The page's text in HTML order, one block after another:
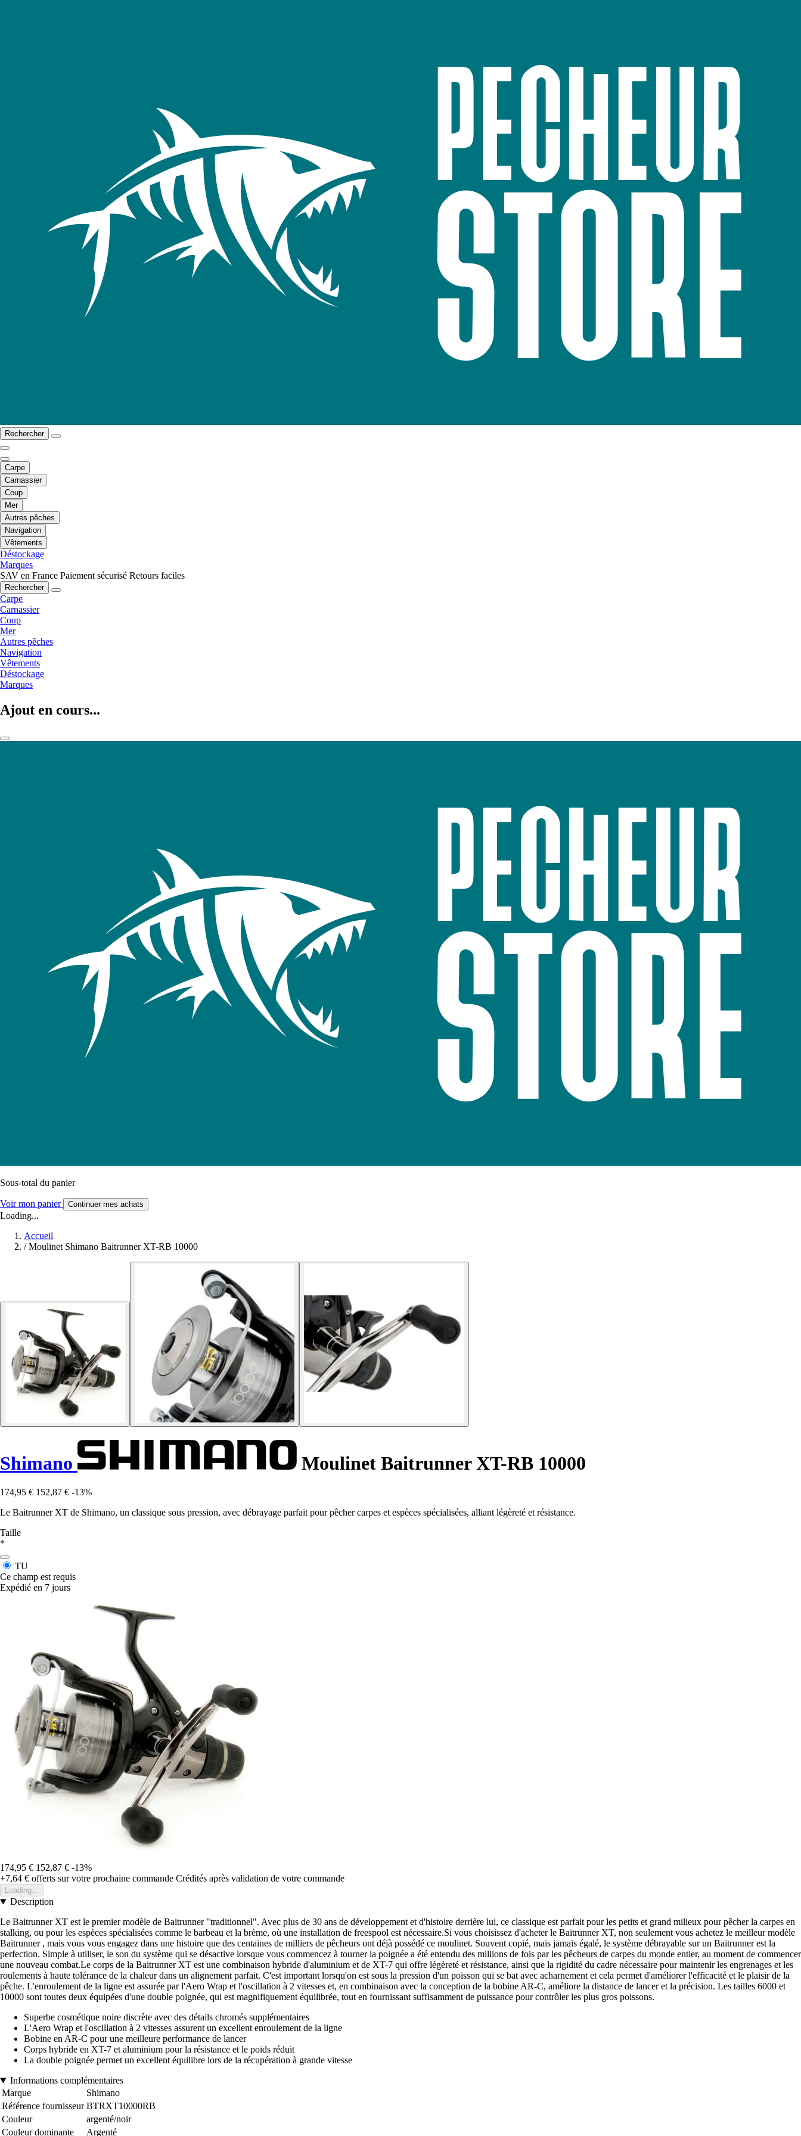
Rechercher
Carpe
Carnassier
Coup
Mer
Autres pêches
Navigation
Vêtements
Déstockage
Marques
SAV en France Paiement sécurisé Retours faciles
Rechercher
Carpe
Carnassier
Coup
Mer
Autres pêches
Navigation
Vêtements
Déstockage
Marques
Ajout en cours...
Sous-total du panier
Voir mon panier Continuer mes achats
Loading...
Accueil
/ Moulinet Shimano Baitrunner XT-RB 10000
Shimano Moulinet Baitrunner XT-RB 10000
174,95 € 152,87 € -13%
Le Baitrunner XT de Shimano, un classique sous pression, avec débrayage parfait pour pêcher carpes et espèces spécialisées, alliant légèreté et résistance.
Taille
*
TU
Ce champ est requis
Expédié en 7 jours
174,95 € 152,87 € -13%
+7,64 € offerts sur votre prochaine commande Crédités après validation de votre commande
Loading...
Description
Le Baitrunner XT est le premier modèle de Baitrunner "traditionnel". Avec plus de 30 ans de développement et d'histoire derrière lui, ce classique est parfait pour les petits et grand milieux pour pêcher la carpes en
stalking, ou pour les espèces spécialisées comme le barbeau et la brème, où une installation de freespool est nécessaire.Si vous choisissez d'acheter le Baitrunner XT, non seulement vous achetez le meilleur modèle
Baitrunner , mais vous vous engagez dans une histoire que des centaines de milliers de pêcheurs ont déjà possédé ce moulinet. Souvent copié, mais jamais égalé, le système débrayable sur un Baitrunner est la
perfection. Simple à utiliser, le son du système qui se désactive lorsque vous commencez à tourner la poignée a été entendu des millions de fois par les pêcheurs de carpes du monde entier, au moment de commencer
une nouveau combat.Le corps de la Baitrunner XT est une combinaison hybride d'aluminium et de XT-7 qui offre légèreté et résistance, ainsi que la rigidité du cadre nécessaire pour maintenir les engrenages et les
roulements à haute tolérance de la chaleur dans un alignement parfait. C'est important lorsqu'on est sous la pression d'un poisson qui se bat avec acharnement et cela permet d'améliorer l'efficacité et le plaisir de la
pêche. L'enroulement de la ligne est assurée par l'Aero Wrap et l'oscillation à 2 vitesses et, en combinaison avec la conception de la bobine AR-C, améliore la distance de lancer et la précision. Les tailles 6000 et
10000 sont toutes deux équipées d'une double poignée, qui est magnifiquement équilibrée, tout en fournissant suffisamment de puissance pour contrôler les plus gros poissons.
Superbe cosmétique noire discrète avec des détails chromés supplémentaires
L'Aero Wrap et l'oscillation à 2 vitesses assurent un excellent enroulement de la ligne
Bobine en AR-C pour une meilleure performance de lancer
Corps hybride en XT-7 et aluminium pour la résistance et le poids réduit
La double poignée permet un excellent équilibre lors de la récupération à grande vitesse
Informations complémentaires
Marque
Shimano
Référence fournisseur BTRXT10000RB
Couleur
argenté/noir
Couleur dominante
Argenté